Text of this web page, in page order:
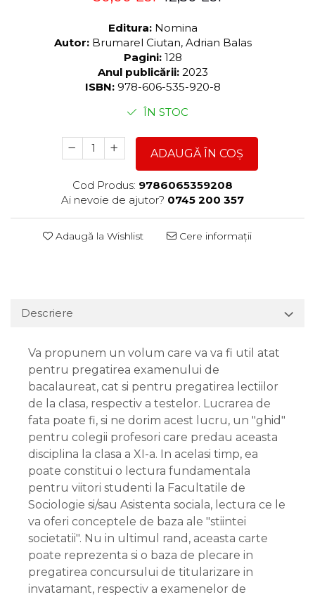
Editura: Nomina
Autor: Brumarel Ciutan, Adrian Balas
Pagini: 128
Anul publicării: 2023
ISBN: 978-606-535-920-8
ÎN STOC
ADAUGĂ ÎN COȘ
Cod Produs: 9786065359208
Ai nevoie de ajutor? 0745 200 357
Adaugă la Wishlist Cere informații
Descriere
Va propunem un volum care va va fi util atat
pentru pregatirea examenului de
bacalaureat, cat si pentru pregatirea lectiilor
de la clasa, respectiv a testelor. Lucrarea de
fata poate fi, si ne dorim acest lucru, un "ghid"
pentru colegii profesori care predau aceasta
disciplina la clasa a XI-a. In acelasi timp, ea
poate constitui o lectura fundamentala
pentru viitori studenti la Facultatile de
Sociologie si/sau Asistenta sociala, lectura ce le
va oferi conceptele de baza ale "stiintei
societatii". Nu in ultimul rand, aceasta carte
poate reprezenta si o baza de plecare in
pregatirea concursului de titularizare in
invatamant, respectiv a examenelor de